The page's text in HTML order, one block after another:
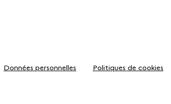
Données personnelles Politiques de cookies